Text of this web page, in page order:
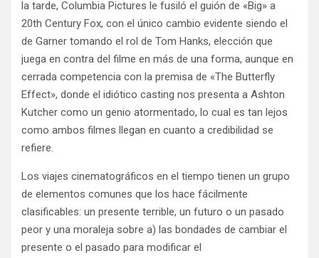
la tarde, Columbia Pictures le fusiló el guión de «Big» a
20th Century Fox, con el único cambio evidente siendo el
de Garner tomando el rol de Tom Hanks, elección que
juega en contra del filme en más de una forma, aunque en
cerrada competencia con la premisa de «The Butterfly
Effect», donde el idiótico casting nos presenta a Ashton
Kutcher como un genio atormentado, lo cual es tan lejos
como ambos filmes llegan en cuanto a credibilidad se
refiere.
Los viajes cinematográficos en el tiempo tienen un grupo
de elementos comunes que los hace fácilmente
clasificables: un presente terrible, un futuro o un pasado
peor y una moraleja sobre a) las bondades de cambiar el
presente o el pasado para modificar el